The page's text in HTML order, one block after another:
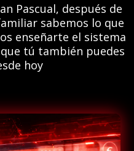
Pascual, después de
sabemos lo que
enseñarte el sistema
tú también puedes
hoy